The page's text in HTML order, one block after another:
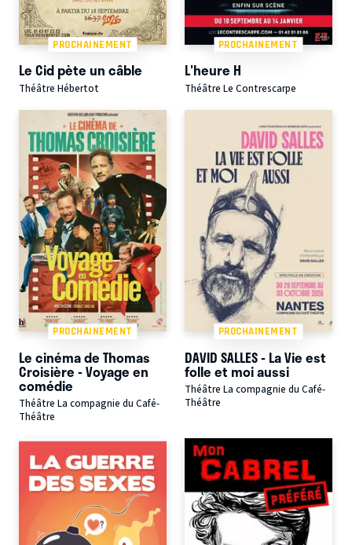
PROCHAINEMENT
Le Cid pète un câble
Théâtre Hébertot
PROCHAINEMENT
L'heure H
Théâtre Le Contrescarpe
PROCHAINEMENT
Le cinéma de Thomas
Croisière - Voyage en
comédie
Théâtre La compagnie du Café-
Théâtre
PROCHAINEMENT
DAVID SALLES - La Vie est
folle et moi aussi
Théâtre La compagnie du Café-
Théâtre